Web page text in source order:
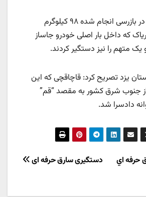
وی افزود: ماموران در بازرسی انجام شده ۹۸ کیلوگرم
که داخل بار اصلی خودرو جاساز
متهم را نیز دستگیر کردند.
یزد تصریح کرد: قاچاقچی که این
از جنوب شرق کشور به مقصد “قم”
دادسرا شد.
دستگیری سارق حرفه ای
۶ سارق حرفه اي